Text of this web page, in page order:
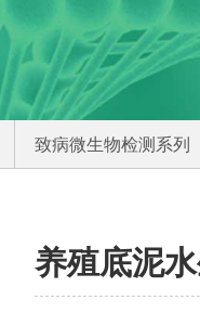
致病微生物检测系列
养殖底泥